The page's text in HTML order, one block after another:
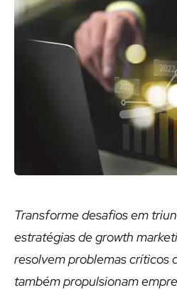
Transforme desafios em
estratégias de growth
resolvem problemas críticos
também propulsionam